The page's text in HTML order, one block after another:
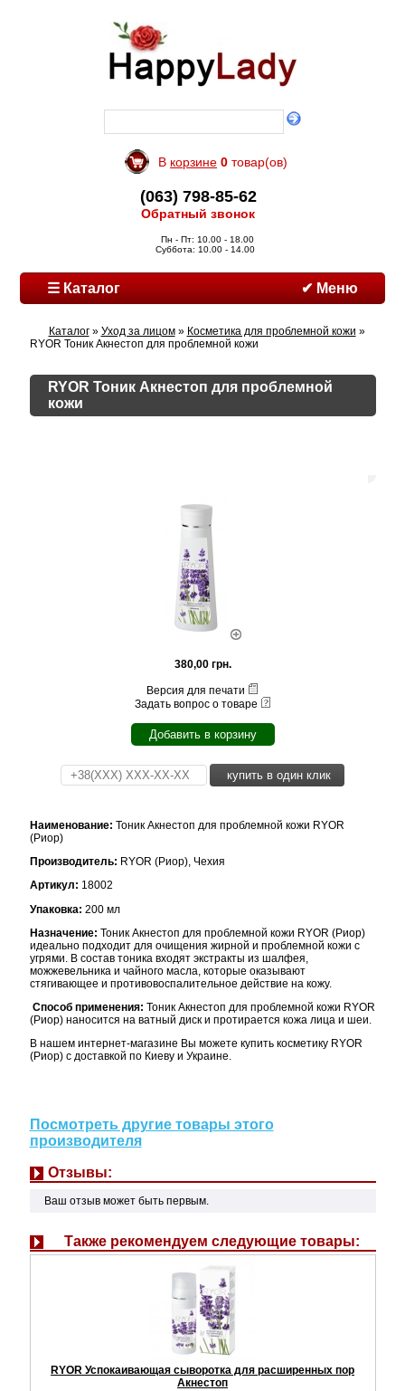
В корзине 0 товар(ов)
(063) 798-85-62
Обратный звонок
Пн - Пт: 10.00 - 18.00
Суббота: 10.00 - 14.00
☰ Каталог ✔ Меню
Каталог» Уход за лицом» Косметика для проблемной кожи »
RYOR Тоник Акнестоп для проблемной кожи
RYOR Тоник Акнестоп для проблемной
кожи
380,00 грн.
Версия для печати
Задать вопрос о товаре
Добавить в корзину
купить в один клик
Наименование: Тоник Акнестоп для проблемной кожи RYOR
(Риор)
Производитель: RYOR (Риор), Чехия
Артикул: 18002
Упаковка: 200 мл
Назначение: Тоник Акнестоп для проблемной кожи RYOR (Риор)
идеально подходит для очищения жирной и проблемной кожи с
угрями. В состав тоника входят экстракты из шалфея,
можжевельника и чайного масла, которые оказывают
стягивающее и противовоспалительное действие на кожу.
Способ применения: Тоник Акнестоп для проблемной кожи RYOR
(Риор) наносится на ватный диск и протирается кожа лица и шеи.
В нашем интернет-магазине Вы можете купить косметику RYOR
(Риор) с доставкой по Киеву и Украине.
Посмотреть другие товары этого
производителя
Отзывы:
Ваш отзыв может быть первым.
Также рекомендуем следующие товары:
RYOR Успокаивающая сыворотка для расширенных пор
Акнестоп